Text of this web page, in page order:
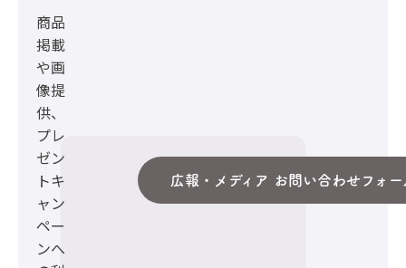
商品
掲載
や画
像提
供、
プレ
ゼン
トキ
ャン
ペー
ンへ
広報・メディア お問い合わせフォー